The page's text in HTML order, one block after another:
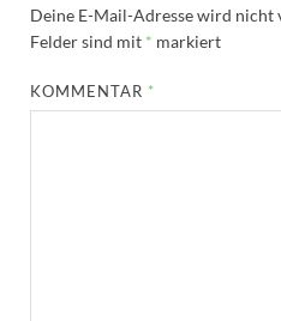
Deine E-Mail-Adresse wird
Felder sind mit * markiert
KOMMENTAR *